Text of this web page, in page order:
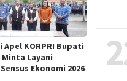
Apel KORPRI Bupati
Layani
Ekonomi 2026